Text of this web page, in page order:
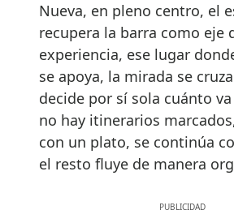
Nueva, en pleno centro, el
recupera la barra como eje
experiencia, ese lugar
se apoya, la mirada se
decide por sí sola cuánto
no hay itinerarios
con un plato, se continúa
el resto fluye de manera